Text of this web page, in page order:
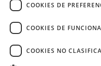
COOKIES DE
COOKIES DE
COOKIES NO